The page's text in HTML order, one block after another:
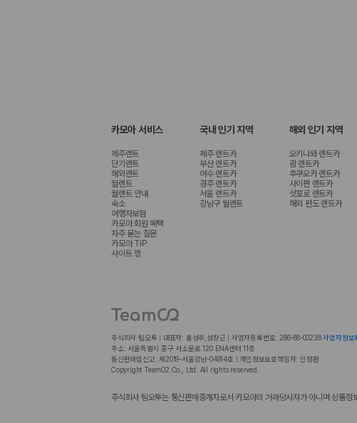
카모아 서비스
제주렌트
단기렌트
해외렌트
월렌트
월렌트 안내
숙소
여행자보험
카모아 회원 혜택
자주 묻는 질문
카모아 TIP
사이트 맵
국내 인기 지역
제주 렌트카
부산 렌트카
여수 렌트카
경주 렌트카
서울 렌트카
강남구 월렌트
해외 인기 지역
오키나와 렌트카
괌 렌트카
후쿠오카 렌트카
사이판 렌트카
삿포로 렌트카
해외 편도 렌트카
주식회사 팀오투 | 대표자: 홍성주,성장근 | 사업자등록번호: 286-88-00238 사업자정보
주소: 서울특별시 중구 서소문로 120 ENA센터 11층
통신판매업신고: 제2019-서울강남-04914호 | 개인정보보호책임자: 인정환
Copyright TeamO2 Co., Ltd. All rights reserved.
주식회사 팀오투는 통신판매중개자로서 카모아의 거래당사자가 아니며 상품